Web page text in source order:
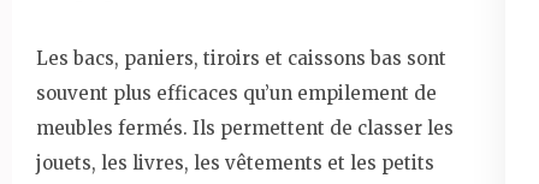
Les bacs, paniers, tiroirs et caissons bas sont
souvent plus efficaces qu’un empilement de
meubles fermés. Ils permettent de classer les
jouets, les livres, les vêtements et les petits